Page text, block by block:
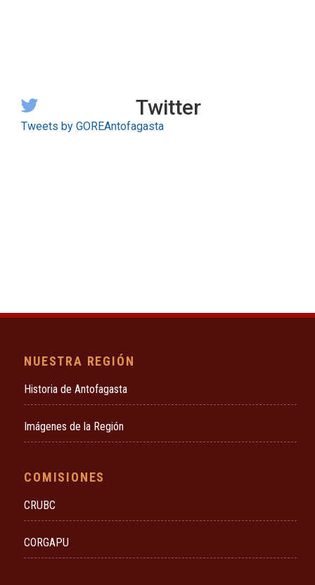
Twitter
Tweets by GOREAntofagasta
NUESTRA REGIÓN
Historia de Antofagasta
Imágenes de la Región
COMISIONES
CRUBC
CORGAPU